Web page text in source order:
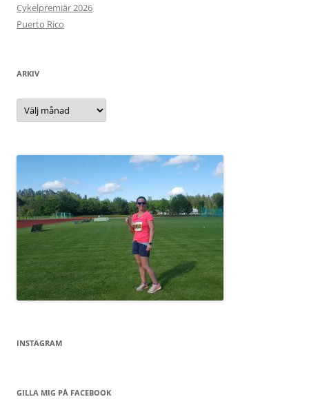
Cykelpremiär 2026
Puerto Rico
ARKIV
Arkiv
INSTAGRAM
GILLA MIG PÅ FACEBOOK